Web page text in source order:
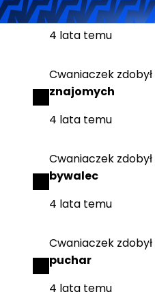
klucz STEAM
4 lata temu
Cwaniaczek zdobył
znajomych
4 lata temu
Cwaniaczek zdobył
bywalec
4 lata temu
Cwaniaczek zdobył
puchar
4 lata temu